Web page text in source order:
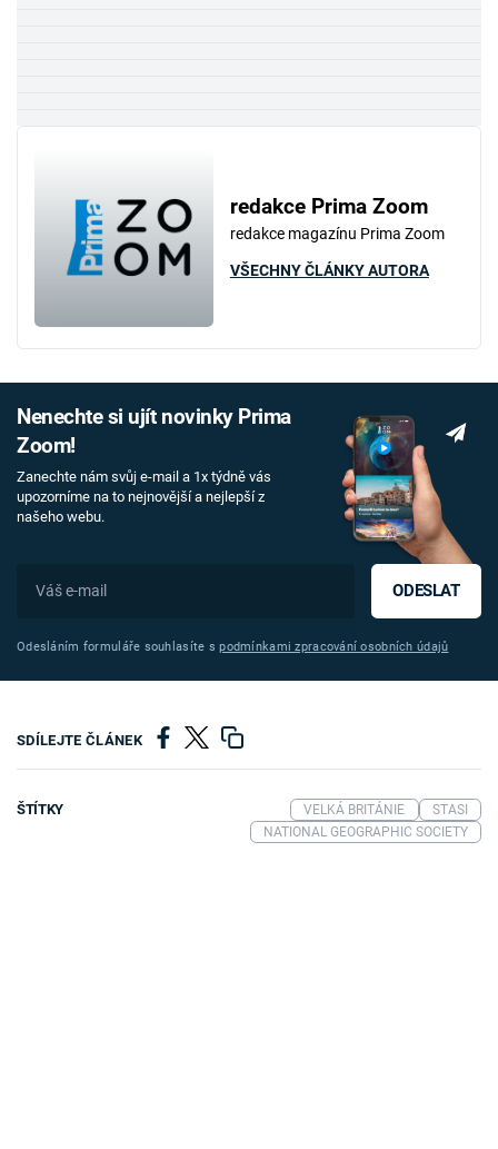
redakce Prima Zoom
redakce magazínu Prima Zoom
VŠECHNY ČLÁNKY AUTORA
Nenechte si ujít novinky Prima
Zoom!
Zanechte nám svůj e-mail a 1x týdně vás
upozorníme na to nejnovější a nejlepší z
našeho webu.
ODESLAT
Odesláním formuláře souhlasíte spodmínkami zpracování osobních údajů
SDÍLEJTE ČLÁNEK
ŠTÍTKY VELKÁ BRITÁNIE
STASI
NATIONAL GEOGRAPHIC SOCIETY